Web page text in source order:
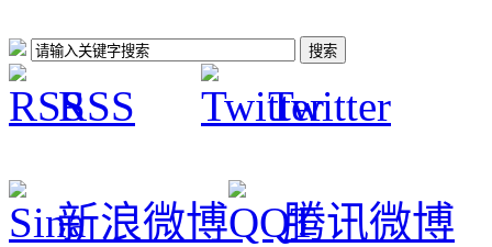
RSS Twitter
新浪微博 腾讯微博